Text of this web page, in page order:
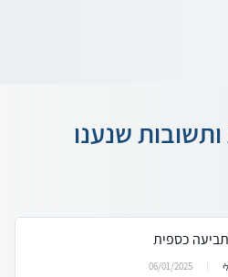
שנענו
כספית
06/01/2025